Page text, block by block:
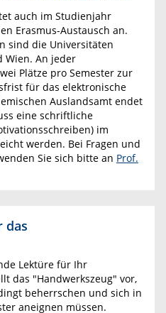
auch im Studienjahr
Erasmus-Austausch an.
sind die Universitäten
Wien. An jeder
Plätze pro Semester zur
für das elektronische
Auslandsamt endet
eine schriftliche
im
werden. Bei Fragen und
Sie sich bitte an Prof.
das
Lektüre für Ihr
das "Handwerkszeug" vor,
beherrschen und sich in
aneignen müssen.